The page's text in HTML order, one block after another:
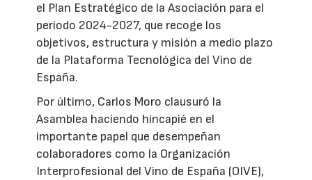
el Plan Estratégico de la Asociación para el
periodo 2024-2027, que recoge los
objetivos, estructura y misión a medio plazo
de la Plataforma Tecnológica del Vino de
España.
Por último, Carlos Moro clausuró la
Asamblea haciendo hincapié en el
importante papel que desempeñan
colaboradores como la Organización
Interprofesional del Vino de España (OIVE),